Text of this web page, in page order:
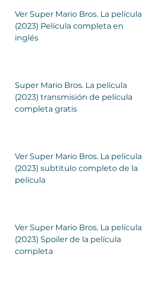
Ver Super Mario Bros. La película
(2023) Película completa en
inglés
Super Mario Bros. La película
(2023) transmisión de película
completa gratis
Ver Super Mario Bros. La película
(2023) subtítulo completo de la
película
Ver Super Mario Bros. La película
(2023) Spoiler de la película
completa